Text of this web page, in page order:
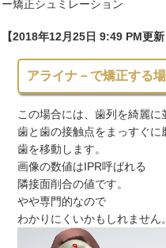
ー矯正シュミレーション
【2018年12月25日 9:49 PM更新
アライナ－で矯正する
この場合には、歯列を綺麗に
歯と歯の接触点をまっすぐに
歯を移動します。
画像の数値はIPR呼ばれる
隣接面削合の値です。
やや専門的なので
わかりにくいかもしれません。